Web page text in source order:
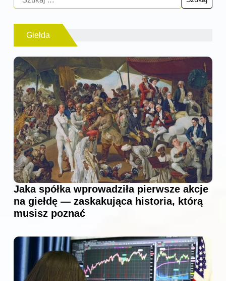
Giełda
Jaka spółka wprowadziła pierwsze akcje
na giełdę — zaskakująca historia, którą
musisz poznać